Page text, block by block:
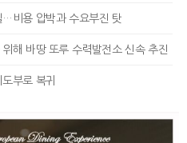
…비용 압박과 수요부진 탓
해 바땅 또루 수력발전소 신속 추진
부로 복귀